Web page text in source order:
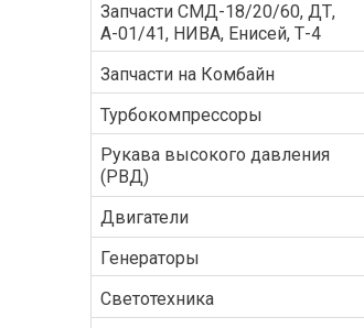
Запчасти СМД-18/20/60, ДТ,
А-01/41, НИВА, Енисей, Т-4
Запчасти на Комбайн
Турбокомпрессоры
Рукава высокого давления
(РВД)
Двигатели
Генераторы
Светотехника